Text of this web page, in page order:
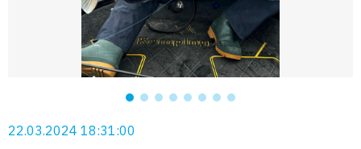
22.03.2024 18:31:00